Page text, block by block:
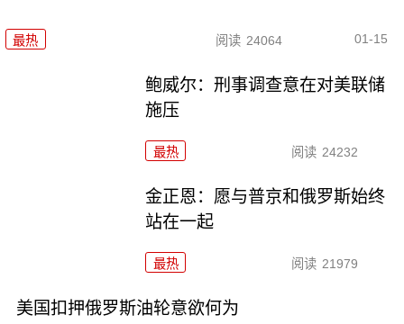
最热 阅读 24064 01-15
鲍威尔：刑事调查意在对美联储
施压
最热 阅读 24232
金正恩：愿与普京和俄罗斯始终
站在一起
最热 阅读 21979
美国扣押俄罗斯油轮意欲何为